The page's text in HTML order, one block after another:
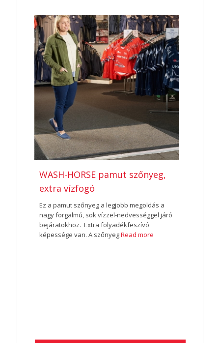
WASH-HORSE pamut szőnyeg,
extra vízfogó
Ez a pamut szőnyeg a legjobb megoldás a
nagy forgalmú, sok vízzel-nedvességgel járó
bejáratokhoz. Extra folyadékfeszívó
képessége van. A szőnyegRead more